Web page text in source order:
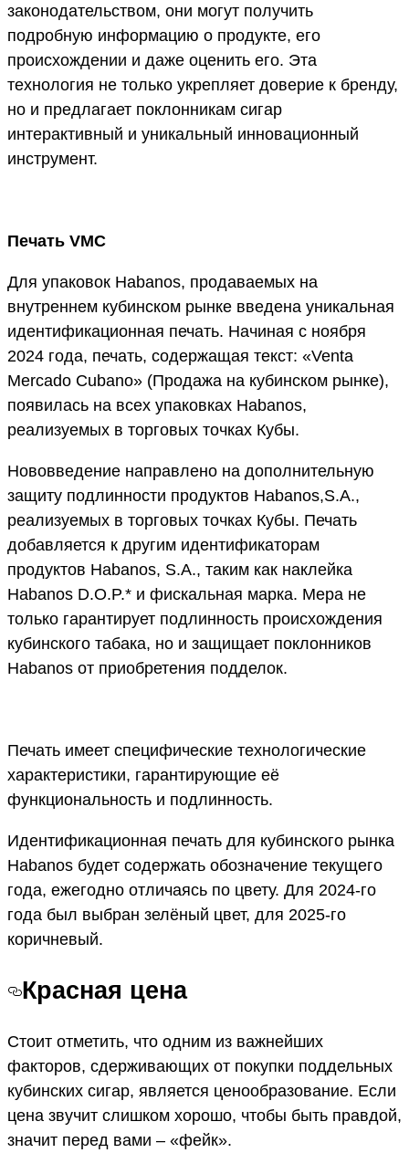
законодательством, они могут получить
подробную информацию о продукте, его
происхождении и даже оценить его. Эта
технология не только укрепляет доверие к бренду,
но и предлагает поклонникам сигар
интерактивный и уникальный инновационный
инструмент.
Печать VMC
Для упаковок Habanos, продаваемых на
внутреннем кубинском рынке введена уникальная
идентификационная печать. Начиная с ноября
2024 года, печать, содержащая текст: «Venta
Mercado Cubano» (Продажа на кубинском рынке),
появилась на всех упаковках Habanos,
реализуемых в торговых точках Кубы.
Нововведение направлено на дополнительную
защиту подлинности продуктов Habanos,S.A.,
реализуемых в торговых точках Кубы. Печать
добавляется к другим идентификаторам
продуктов Habanos, S.A., таким как наклейка
Habanos D.O.P.* и фискальная марка. Мера не
только гарантирует подлинность происхождения
кубинского табака, но и защищает поклонников
Habanos от приобретения подделок.
Печать имеет специфические технологические
характеристики, гарантирующие её
функциональность и подлинность.
Идентификационная печать для кубинского рынка
Habanos будет содержать обозначение текущего
года, ежегодно отличаясь по цвету. Для 2024-го
года был выбран зелёный цвет, для 2025-го
коричневый.
Красная цена
Стоит отметить, что одним из важнейших
факторов, сдерживающих от покупки поддельных
кубинских сигар, является ценообразование. Если
цена звучит слишком хорошо, чтобы быть правдой,
значит перед вами – «фейк».